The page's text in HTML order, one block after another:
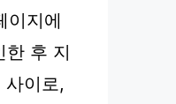
이지에
한 후 지
이로,